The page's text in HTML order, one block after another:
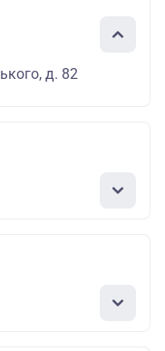
д. 82